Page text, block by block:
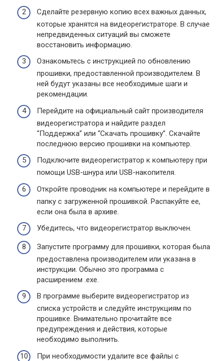
Сделайте резервную копию всех важных данных,
которые хранятся на видеорегистраторе. В случае
непредвиденных ситуаций вы сможете
восстановить информацию.
Ознакомьтесь с инструкцией по обновлению
прошивки, предоставленной производителем. В
ней будут указаны все необходимые шаги и
рекомендации.
Перейдите на официальный сайт производителя
видеорегистратора и найдите раздел
“Поддержка” или “Скачать прошивку”. Скачайте
последнюю версию прошивки на компьютер.
Подключите видеорегистратор к компьютеру при
помощи USB-шнура или USB-накопителя.
Откройте проводник на компьютере и перейдите в
папку с загруженной прошивкой. Распакуйте ее,
если она была в архиве.
Убедитесь, что видеорегистратор выключен.
Запустите программу для прошивки, которая была
предоставлена производителем или указана в
инструкции. Обычно это программа с
расширением .exe.
В программе выберите видеорегистратор из
списка устройств и следуйте инструкциям по
прошивке. Внимательно прочитайте все
предупреждения и действия, которые
необходимо выполнить.
При необходимости удалите все файлы с